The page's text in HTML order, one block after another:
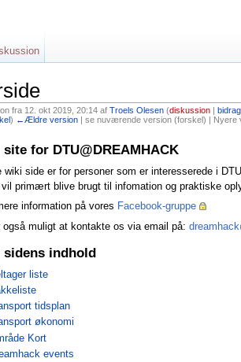
fra 12. okt 2019, 20:14 af Troels Olesen (diskussion| bidrag
) ←Ældre version| se nuværende version (forskel) | Nyere
for DTU@DREAMHACK
wiki side er for personer som er interesserede i
primært blive brugt til infomation og praktiske
information på vores Facebook-gruppe
også muligt at kontakte os via email på:
sidens indhold
liste
tidsplan
økonomi
Kort
events